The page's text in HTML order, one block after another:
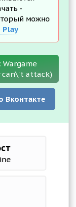
-
можно
Play
Wargame
can\'t attack)
Вконтакте